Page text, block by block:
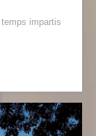
impartis